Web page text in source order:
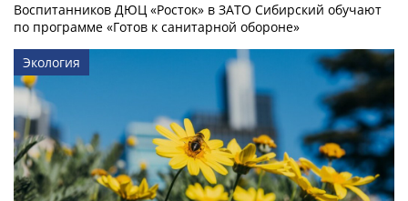
Воспитанников ДЮЦ «Росток» в ЗАТО Сибирский обучают
по программе «Готов к санитарной обороне»
Экология